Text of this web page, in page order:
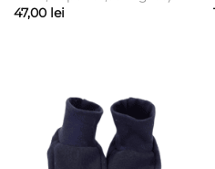
47,00 lei